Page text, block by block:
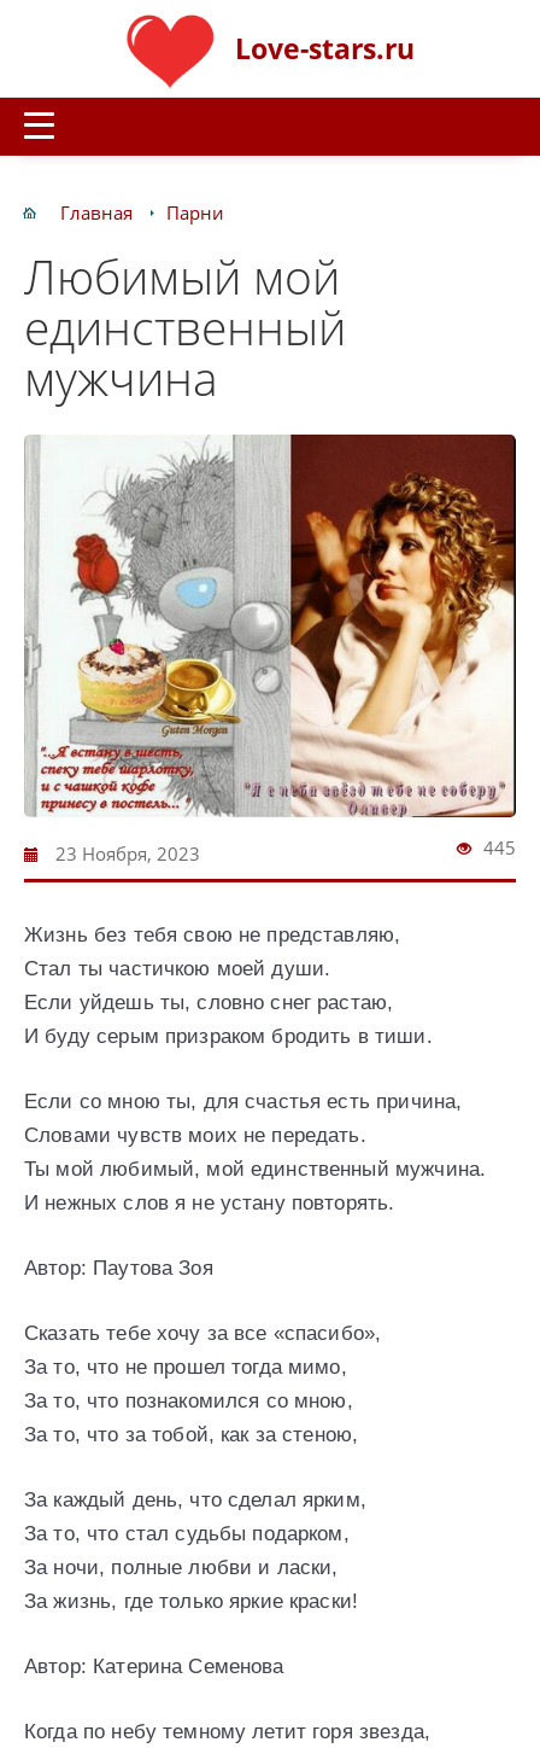
Love-stars.ru
Главная Парни
Любимый мой
единственный
мужчина
23 Ноября, 2023 445
Жизнь без тебя свою не представляю,
Стал ты частичкою моей души.
Если уйдешь ты, словно снег растаю,
И буду серым призраком бродить в тиши.
Если со мною ты, для счастья есть причина,
Словами чувств моих не передать.
Ты мой любимый, мой единственный мужчина.
И нежных слов я не устану повторять.
Автор: Паутова Зоя
Сказать тебе хочу за все «спасибо»,
За то, что не прошел тогда мимо,
За то, что познакомился со мною,
За то, что за тобой, как за стеною,
За каждый день, что сделал ярким,
За то, что стал судьбы подарком,
За ночи, полные любви и ласки,
За жизнь, где только яркие краски!
Автор: Катерина Семенова
Когда по небу темному летит горя звезда,